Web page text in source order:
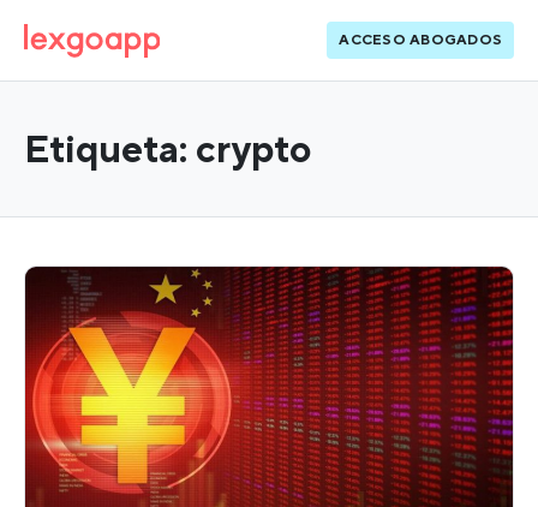
ACCESO ABOGADOS
Etiqueta: crypto